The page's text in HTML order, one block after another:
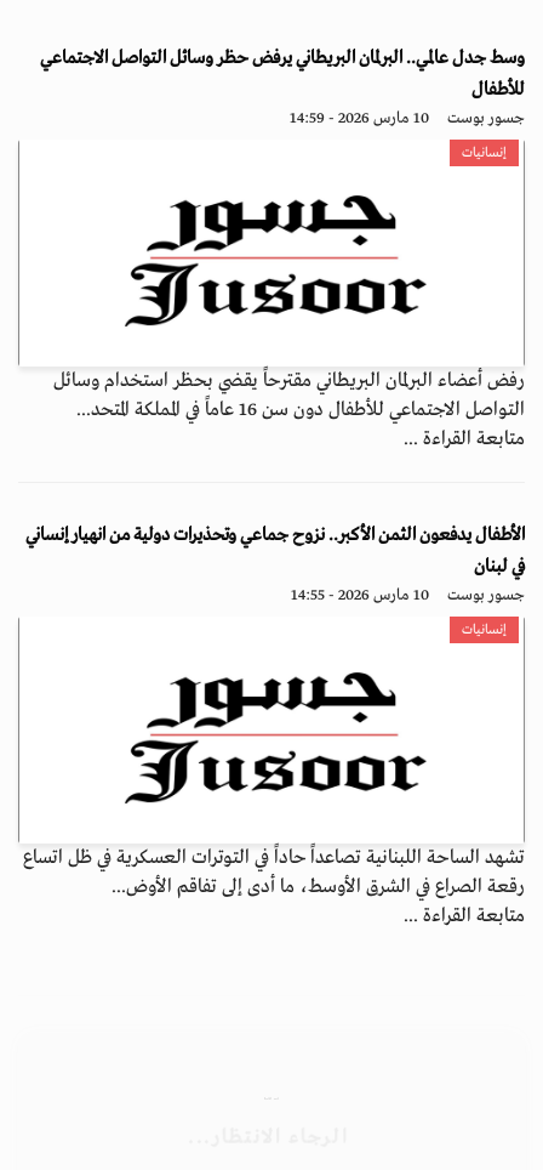
وسط جدل عالمي.. البرلمان البريطاني يرفض حظر وسائل التواصل الاجتماعي
للأطفال
جسور بوست 10 مارس 2026 - 14:59
إنسانيات
رفض أعضاء البرلمان البريطاني مقترحاً يقضي بحظر استخدام وسائل
التواصل الاجتماعي للأطفال دون سن 16 عاماً في المملكة المتحد...
متابعة القراءة ...
الأطفال يدفعون الثمن الأكبر.. نزوح جماعي وتحذيرات دولية من انهيار إنساني
في لبنان
جسور بوست 10 مارس 2026 - 14:55
إنسانيات
تشهد الساحة اللبنانية تصاعداً حاداً في التوترات العسكرية في ظل اتساع
رقعة الصراع في الشرق الأوسط، ما أدى إلى تفاقم الأوض...
متابعة القراءة ...